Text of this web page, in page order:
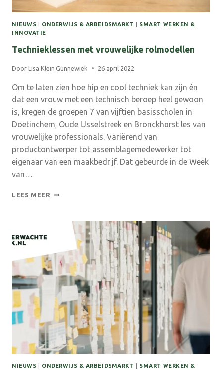
NIEUWS ONDERWIJS & ARBEIDSMARKT
SMART WERKEN &
INNOVATIE
Technieklessen met vrouwelijke rolmodellen
Door Lisa Klein Gunnewiek 26 april 2022
Om te laten zien hoe hip en cool techniek kan zijn én
dat een vrouw met een technisch beroep heel gewoon
is, kregen de groepen 7 van vijftien basisscholen in
Doetinchem, Oude IJsselstreek en Bronckhorst les van
vrouwelijke professionals. Variërend van
productontwerper tot assemblagemedewerker tot
eigenaar van een maakbedrijf. Dat gebeurde in de Week
van…
LEES MEER TECHNIEKLESSEN
ROLMODELLEN
NIEUWS ONDERWIJS & ARBEIDSMARKT
SMART WERKEN &